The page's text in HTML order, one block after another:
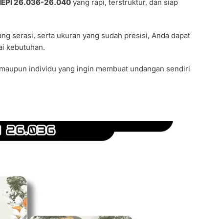
26.036-26.040 yang rapi, terstruktur, dan siap
serasi, serta ukuran yang sudah presisi, Anda dapat
kebutuhan.
individu yang ingin membuat undangan sendiri